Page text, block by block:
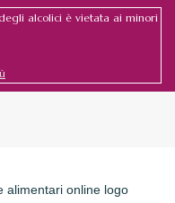
alcolici è vietata ai minori